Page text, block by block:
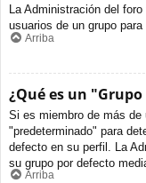
La Administración del
usuarios de un grupo
Arriba
¿Qué es un
Si es miembro de más de
"predeterminado" para
defecto en su perfil. La
su grupo por defecto
Arriba